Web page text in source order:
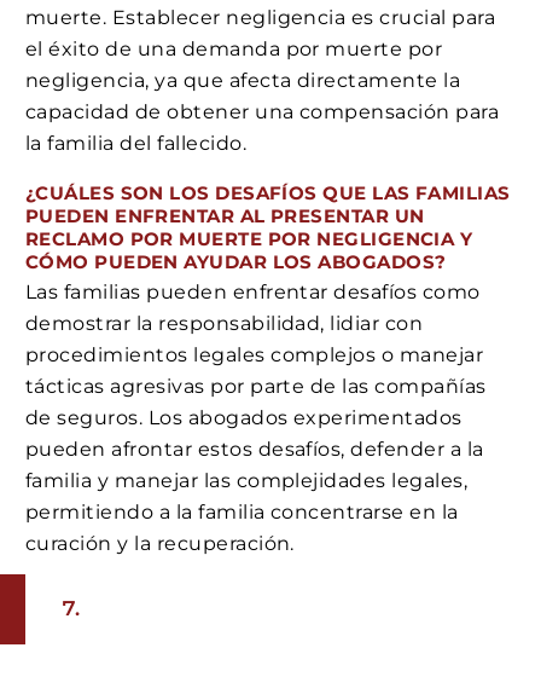
muerte. Establecer negligencia es crucial para
el éxito de una demanda por muerte por
negligencia, ya que afecta directamente la
capacidad de obtener una compensación para
la familia del fallecido.
¿CUÁLES SON LOS DESAFÍOS QUE LAS FAMILIAS
PUEDEN ENFRENTAR AL PRESENTAR UN
RECLAMO POR MUERTE POR NEGLIGENCIA Y
CÓMO PUEDEN AYUDAR LOS ABOGADOS?
Las familias pueden enfrentar desafíos como
demostrar la responsabilidad, lidiar con
procedimientos legales complejos o manejar
tácticas agresivas por parte de las compañías
de seguros. Los abogados experimentados
pueden afrontar estos desafíos, defender a la
familia y manejar las complejidades legales,
permitiendo a la familia concentrarse en la
curación y la recuperación.